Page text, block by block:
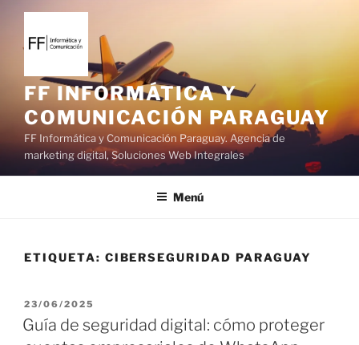
l
FF INFORMÁTICA Y
COMUNICACIÓN PARAGUAY
FF Informática y Comunicación Paraguay. Agencia de
marketing digital, Soluciones Web Integrales
Menú
ETIQUETA: CIBERSEGURIDAD PARAGUAY
P
U
B
23/06/2025
Guía de seguridad digital: cómo proteger